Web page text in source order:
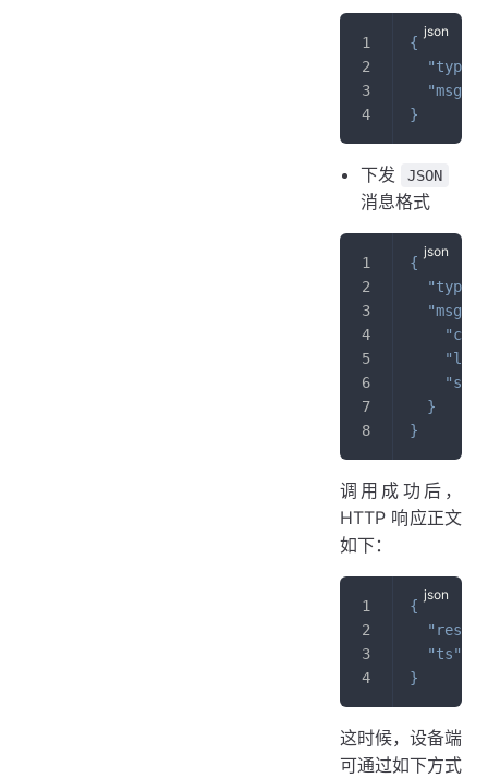
{
"type"
"msg"
}
下发 JSON
消息格式
{
"type"
"msg"
"led"
}
}
调用成功后，
HTTP 响应正文
如下：
{
"ts"
}
这时候，设备端
可通过如下方式